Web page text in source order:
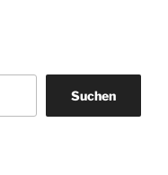
Suchen